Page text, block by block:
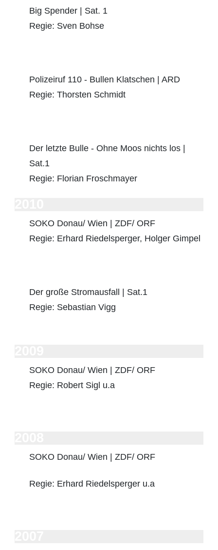
Big Spender | Sat. 1
Regie: Sven Bohse
Polizeiruf 110 - Bullen Klatschen | ARD
Regie: Thorsten Schmidt
Der letzte Bulle - Ohne Moos nichts los |
Sat.1
Regie: Florian Froschmayer
SOKO Donau/ Wien | ZDF/ ORF
Regie: Erhard Riedelsperger, Holger Gimpel
Der große Stromausfall | Sat.1
Regie: Sebastian Vigg
SOKO Donau/ Wien | ZDF/ ORF
Regie: Robert Sigl u.a
SOKO Donau/ Wien | ZDF/ ORF
Regie: Erhard Riedelsperger u.a